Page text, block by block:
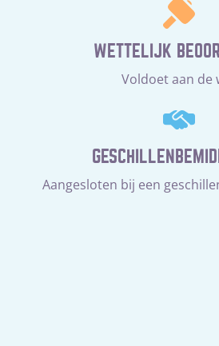
WETTELIJK
Voldoet aan de
Aangesloten bij een